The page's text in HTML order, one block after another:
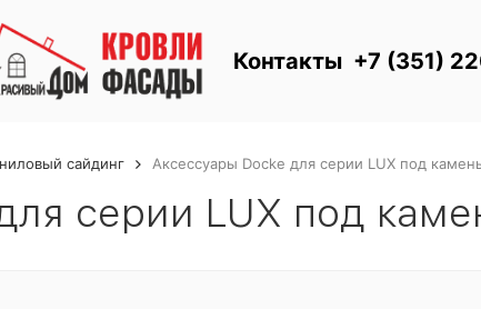
Контакты +7 (351)
сайдинг Аксессуары Docke для серии LUX под
серии LUX под